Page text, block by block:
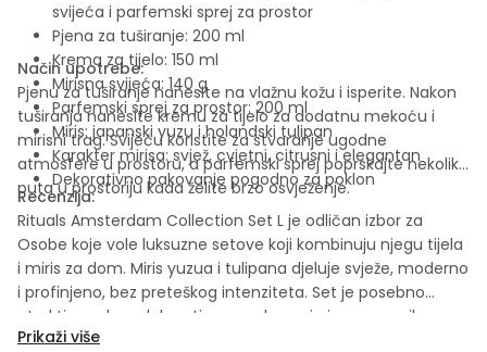
svijeća i parfemski sprej za prostor
Pjena za tuširanje: 200 ml
Krema za tijelo: 150 ml
Mirisna svijeća: 140 g
Parfemski sprej za prostor: 200 ml
Miris: japanski yuzu i holandski tulipan
Karakter mirisa: svjež, cvjetni, citrusni i elegantan
Dekorativno pakovanje pogodno za poklon
Način upotrebe:
Pjenu za tuširanje nanesite na vlažnu kožu i isperite. Nakon
tuširanja nanesite kremu za tijelo za dodatnu mekoću i
mirisni trag. Svijeću koristite za stvaranje ugodne
atmosfere u prostoru, a parfemski sprej poprskajte nekoliko
puta u prostoriju kada želite brzo osvježenje.
Recenzija:
Rituals Amsterdam Collection Set L je odličan izbor za
Osobe koje vole luksuzne setove koji kombinuju njegu tijela
i miris za dom. Miris yuzua i tulipana djeluje svježe, moderno
i profinjeno, bez preteškog intenziteta. Set je posebno
atraktivan zbog dekorativnog pakovanja i raznovrsnih
proizvoda, pa se lahko poklanja za rođendan, praznik ili kao
Prikaži više